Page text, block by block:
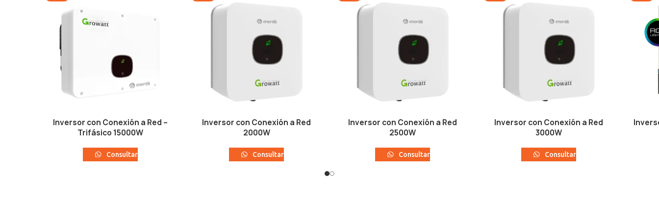
Inversor con Conexión a Red –
Trifásico 15000W
Consultar
Inversor con Conexión a Red
2000W
Consultar
Inversor con Conexión a Red
2500W
Consultar
Inversor con Conexión a Red
3000W
Consultar